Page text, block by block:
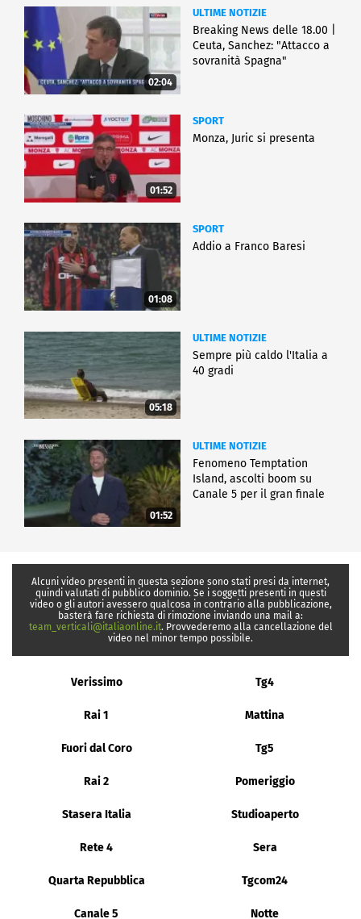
02:04
ULTIME NOTIZIE
Breaking News delle 18.00 |
Ceuta, Sanchez: "Attacco a
sovranità Spagna"
01:52
SPORT
Monza, Juric si presenta
01:08
SPORT
Addio a Franco Baresi
05:18
ULTIME NOTIZIE
Sempre più caldo l'Italia a
40 gradi
01:52
ULTIME NOTIZIE
Fenomeno Temptation
Island, ascolti boom su
Canale 5 per il gran finale
Alcuni video presenti in questa sezione sono stati presi da internet,
quindi valutati di pubblico dominio. Se i soggetti presenti in questi
video o gli autori avessero qualcosa in contrario alla pubblicazione,
basterà fare richiesta di rimozione inviando una mail a:
team_verticali@italiaonline.it. Provvederemo alla cancellazione del
video nel minor tempo possibile.
Verissimo Tg4
Rai 1 Mattina
Fuori dal Coro Tg5
Rai 2 Pomeriggio
Stasera Italia Studioaperto
Rete 4 Sera
Quarta Repubblica Tgcom24
Canale 5 Notte